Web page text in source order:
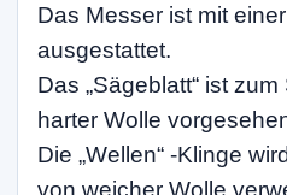
Das Messer ist mit
ausgestattet.
Das „Sägeblatt“ ist
harter Wolle
Die „Wellen“ -Klinge
von weicher Wolle